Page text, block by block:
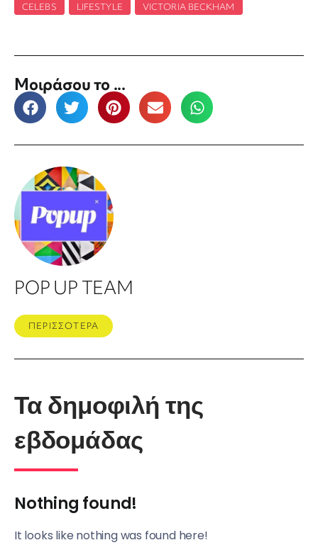
CELEBS LIFESTYLE VICTORIA BECKHAM
Μοιράσου το ...
POP UP TEAM
ΠΕΡΙΣΣΟΤΕΡΑ
Τα δημοφιλή της
εβδομάδας
Nothing found!
It looks like nothing was found here!